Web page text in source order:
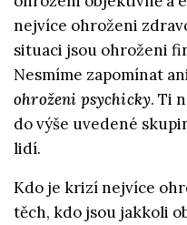
nejvíce ohroženi
situaci jsou ohroženi
Nesmíme zapomínat
ohroženi psychicky. Ti
do výše uvedené
lidí.
Kdo je krizí nejvíce
těch, kdo jsou jakkoli